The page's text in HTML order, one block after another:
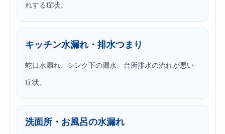
れする症状。
キッチン水漏れ・排水つまり
蛇口水漏れ、シンク下の漏水、台所排水の流れが悪い
症状。
洗面所・お風呂の水漏れ